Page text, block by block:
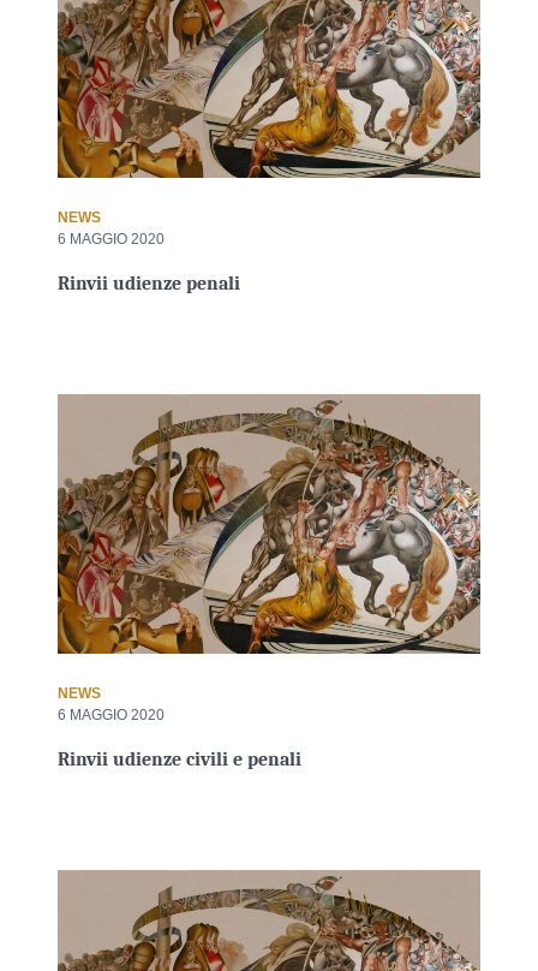
NEWS
6 MAGGIO 2020
Rinvii udienze penali
NEWS
6 MAGGIO 2020
Rinvii udienze civili e penali